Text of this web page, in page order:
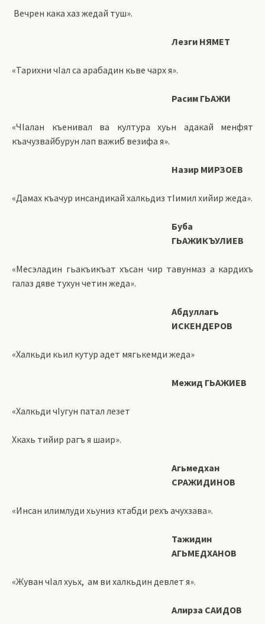
Вечрен кака хаз жедай туш».
Лезги НЯМЕТ
«Тарихни чIал са арабадин кьве чарх я».
Расим ГЬАЖИ
«ЧIалан къенивал ва култура хуьн адакай менфят
къачузвайбурун лап важиб везифа я».
Назир МИРЗОЕВ
«Дамах къачур инсандикай халкьдиз тIимил хийир жеда».
Буба
ГЬАЖИКЪУЛИЕВ
«Месэладин гьакъикъат хъсан чир тавунмаз а кардихъ
галаз дяве тухун четин жеда».
Абдуллагь
ИСКЕНДЕРОВ
«Халкьди кьил кутур адет мягькемди жеда»
Межид ГЬАЖИЕВ
«Халкьди чIугун патал лезет
Хкахь тийир рагъ я шаир».
Агьмедхан
СРАЖИДИНОВ
«Инсан илимлуди хьуниз ктабди рехъ ачухзава».
Тажидин
АГЬМЕДХАНОВ
«Жуван чIал хуьх, ам ви халкьдин девлет я».
Алирза САИДОВ